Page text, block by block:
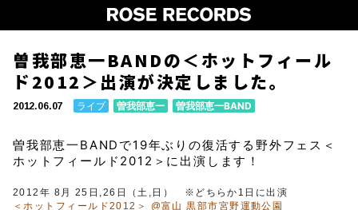
曽我部恵一BANDの＜ホットフィール
ド2012＞出演が決定しました。
2012.06.07 ライブ 曽我部恵一 曽我部恵一BAND
曽我部恵一BANDで19年ぶりの復活する野外フェス＜
ホットフィールド2012＞に出演します！
2012年 8月 25日,26日（土,日） ※どちらか1日に出演
＜ホットフィールド2012＞ @富山 黒部市宮野運動公園